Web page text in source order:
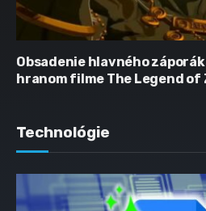
Obsadenie hlavného
hranom filme The Legend of
Technológie